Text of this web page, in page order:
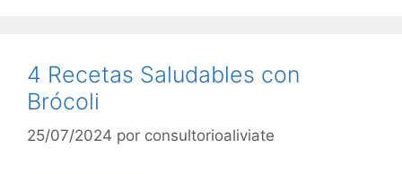
4 Recetas Saludables con
Brócoli
25/07/2024 por consultorioaliviate